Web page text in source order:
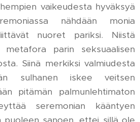
vaikeudesta hyväksyä
nähdään monia
nuoret pariksi. Niistä
parin seksuaalisen
Siinä merkiksi valmiudesta
sulhanen iskee veitsen
pitämän palmunlehtimaton
seremonian kääntyen